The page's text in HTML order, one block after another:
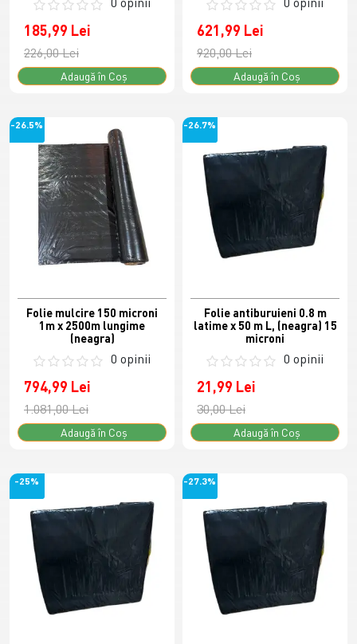
185,99 Lei
226,00 Lei
Adaugă în Coş
621,99 Lei
920,00 Lei
Adaugă în Coş
-26.5%
Folie mulcire 150 microni
1m x 2500m lungime
(neagra)
0 opinii
794,99 Lei
1.081,00 Lei
Adaugă în Coş
-26.7%
Folie antiburuieni 0.8 m
latime x 50 m L, (neagra) 15
microni
0 opinii
21,99 Lei
30,00 Lei
Adaugă în Coş
-25% -27.3%